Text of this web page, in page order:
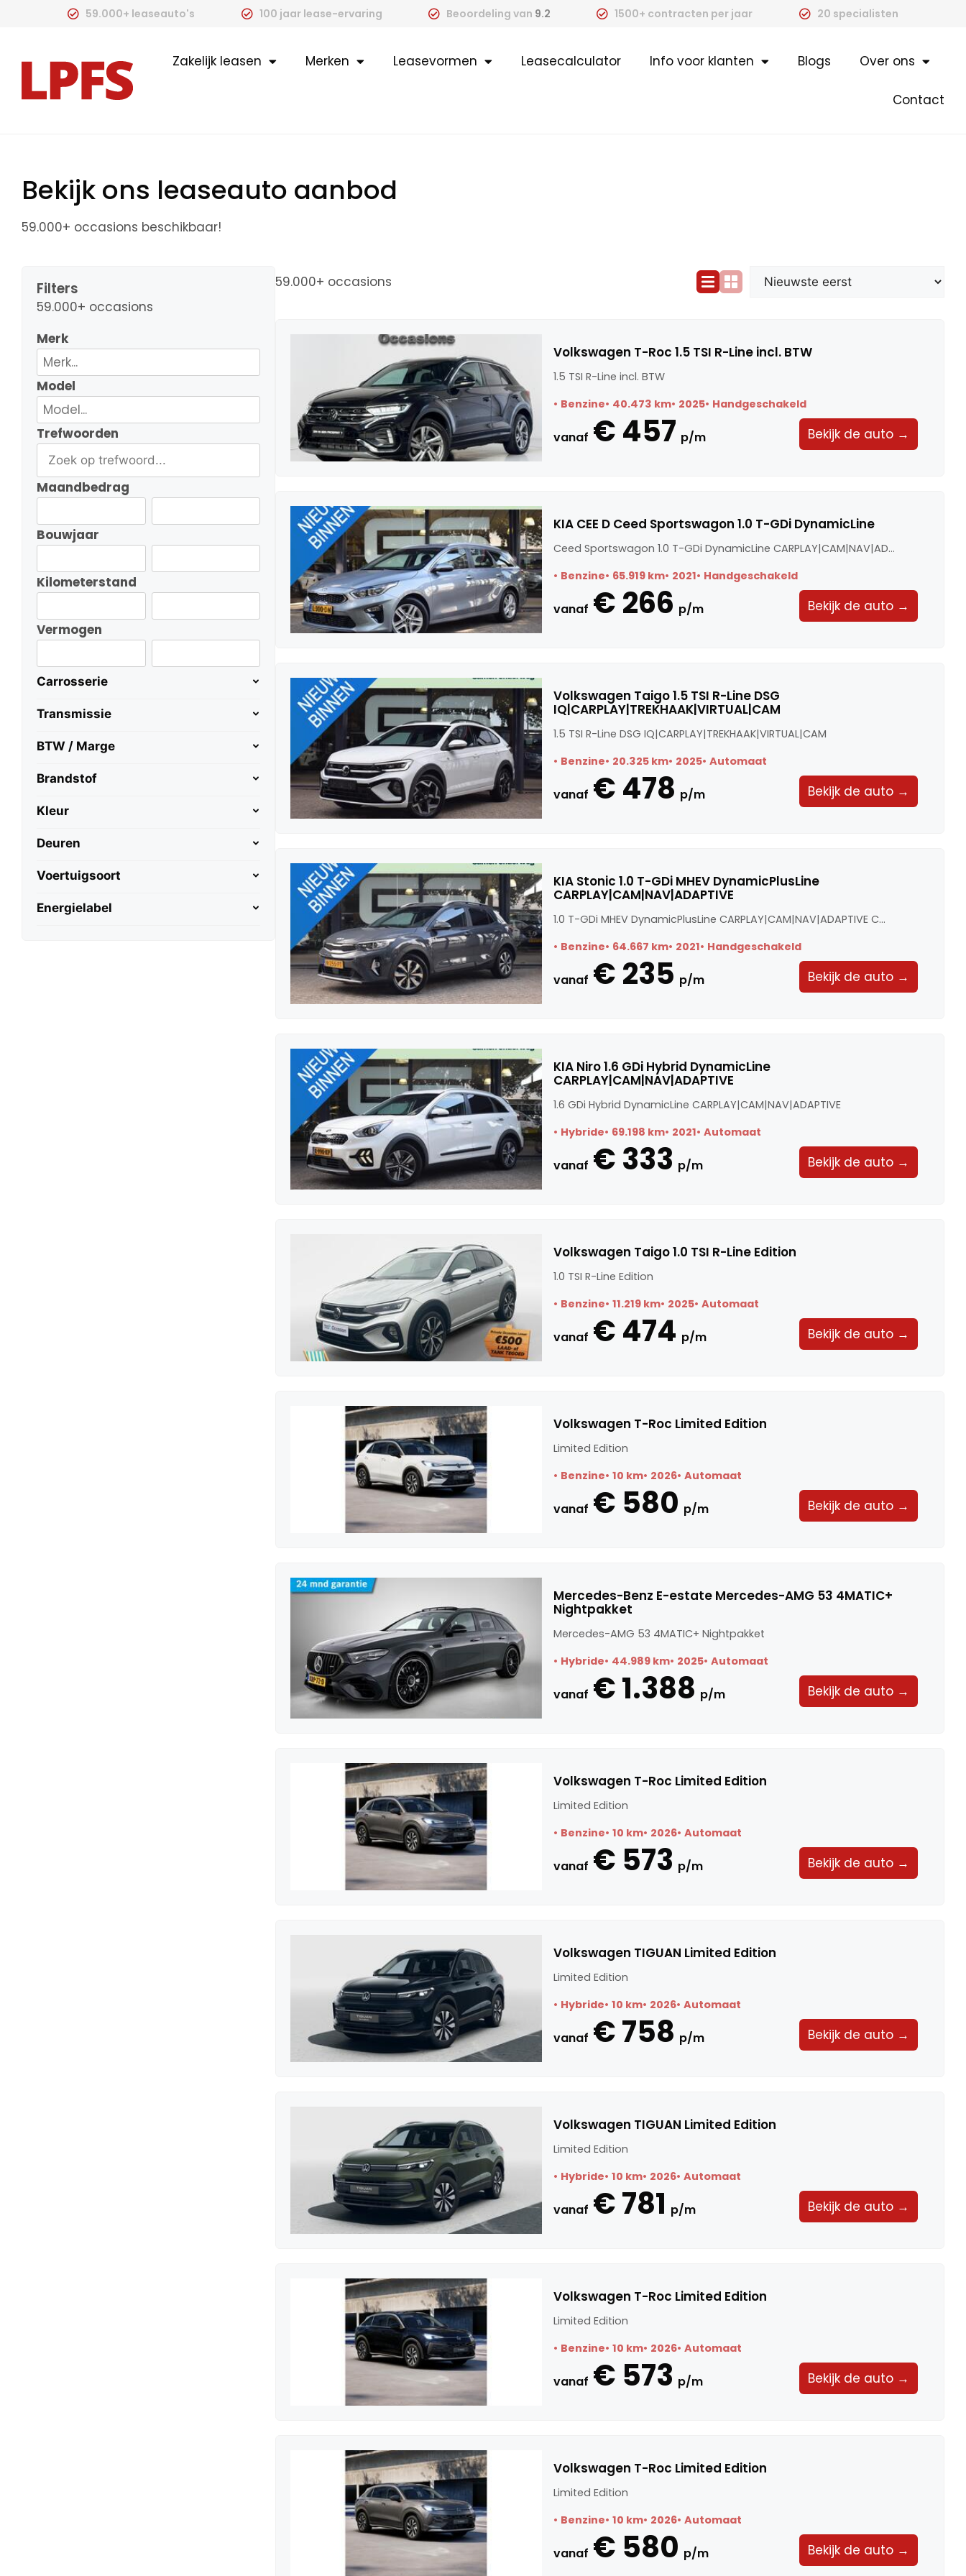
59.000+ leaseauto's 100 jaar lease-ervaring Beoordeling van 9.2 1500+ contracten per jaar 20 specialisten
Zakelijk leasen Merken Leasevormen Leasecalculator Info voor klanten Blogs Over ons
Contact
Bekijk ons leaseauto aanbod
59.000+ occasions beschikbaar!
Filters
59.000+ occasions
Merk
Model
Trefwoorden
Maandbedrag
Bouwjaar
Kilometerstand
Vermogen
Carrosserie
Transmissie
BTW / Marge
Brandstof
Kleur
Deuren
Voertuigsoort
Energielabel
59.000+ occasions
Volkswagen T-Roc 1.5 TSI R-Line incl. BTW
1.5 TSI R-Line incl. BTW
Benzine 40.473 km 2025 Handgeschakeld
vanaf € 457 p/m Bekijk de auto →
KIA CEE D Ceed Sportswagon 1.0 T-GDi DynamicLine
Ceed Sportswagon 1.0 T-GDi DynamicLine CARPLAY|CAM|NAV|AD...
Benzine 65.919 km 2021 Handgeschakeld
vanaf € 266 p/m Bekijk de auto →
Volkswagen Taigo 1.5 TSI R-Line DSG
IQ|CARPLAY|TREKHAAK|VIRTUAL|CAM
1.5 TSI R-Line DSG IQ|CARPLAY|TREKHAAK|VIRTUAL|CAM
Benzine 20.325 km 2025 Automaat
vanaf € 478 p/m Bekijk de auto →
KIA Stonic 1.0 T-GDi MHEV DynamicPlusLine
CARPLAY|CAM|NAV|ADAPTIVE
1.0 T-GDi MHEV DynamicPlusLine CARPLAY|CAM|NAV|ADAPTIVE C...
Benzine 64.667 km 2021 Handgeschakeld
vanaf € 235 p/m Bekijk de auto →
KIA Niro 1.6 GDi Hybrid DynamicLine
CARPLAY|CAM|NAV|ADAPTIVE
1.6 GDi Hybrid DynamicLine CARPLAY|CAM|NAV|ADAPTIVE
Hybride 69.198 km 2021 Automaat
vanaf € 333 p/m Bekijk de auto →
Volkswagen Taigo 1.0 TSI R-Line Edition
1.0 TSI R-Line Edition
Benzine 11.219 km 2025 Automaat
vanaf € 474 p/m Bekijk de auto →
Volkswagen T-Roc Limited Edition
Limited Edition
Benzine 10 km 2026 Automaat
vanaf € 580 p/m Bekijk de auto →
Mercedes-Benz E-estate Mercedes-AMG 53 4MATIC+
Nightpakket
Mercedes-AMG 53 4MATIC+ Nightpakket
Hybride 44.989 km 2025 Automaat
vanaf € 1.388 p/m Bekijk de auto →
Volkswagen T-Roc Limited Edition
Limited Edition
Benzine 10 km 2026 Automaat
vanaf € 573 p/m Bekijk de auto →
Volkswagen TIGUAN Limited Edition
Limited Edition
Hybride 10 km 2026 Automaat
vanaf € 758 p/m Bekijk de auto →
Volkswagen TIGUAN Limited Edition
Limited Edition
Hybride 10 km 2026 Automaat
vanaf € 781 p/m Bekijk de auto →
Volkswagen T-Roc Limited Edition
Limited Edition
Benzine 10 km 2026 Automaat
vanaf € 573 p/m Bekijk de auto →
Volkswagen T-Roc Limited Edition
Limited Edition
Benzine 10 km 2026 Automaat
vanaf € 580 p/m Bekijk de auto →